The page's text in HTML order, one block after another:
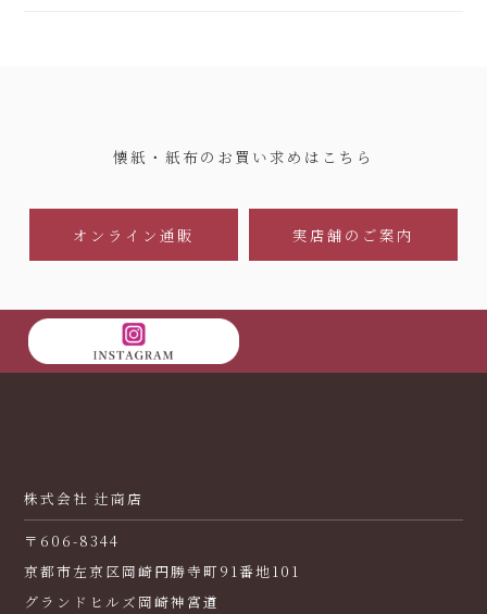
懐紙・紙布のお買い求めはこちら
オンライン通販 実店舗のご案内
株式会社 辻商店
〒606-8344
京都市左京区岡崎円勝寺町91番地101
グランドヒルズ岡崎神宮道